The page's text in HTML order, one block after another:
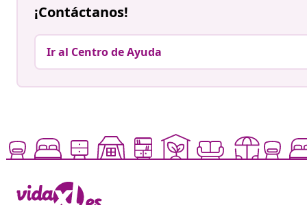
¡Contáctanos!
Ir al Centro de Ayuda